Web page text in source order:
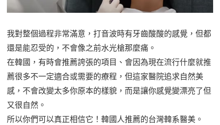
我對整個過程非常滿意，打音波時有牙齒酸酸的感覺，但都
還是能忍受的，不會像之前水光槍那麼痛。
在韓國，有時會推薦誇張的項目、會因為現在流行什麼就推
薦很多不一定適合或需要的療程，但這家醫院追求自然美
感，不會改變太多你原本的樣貌，而是讓你感覺變漂亮了但
又很自然。
所以你們可以真正相信它！韓國人推薦的台灣韓系醫美。